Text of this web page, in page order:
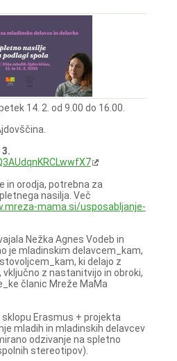
14. 2. od 9.00 do 16.00.
in orodja, potrebna za
nasilja. Več
mama.si/usposabljanje-
Nežka Agnes Vodeb in
je mladinskim delavcem_kam,
ki delajo z
z nastanitvijo in obroki,
članic Mreže MaMa
Erasmus + projekta
mladih in mladinskih delavcev
odzivanje na spletno
stereotipov).